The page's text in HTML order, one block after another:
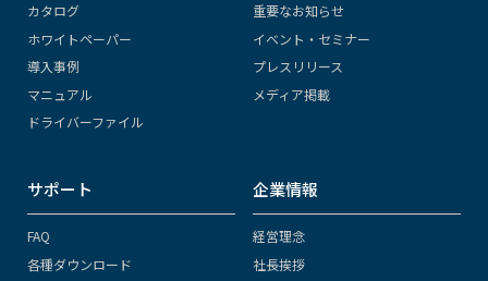
カタログ
ホワイトペーパー
導入事例
マニュアル
ドライバーファイル
重要なお知らせ
イベント・セミナー
プレスリリース
メディア掲載
サポート
FAQ
各種ダウンロード
企業情報
経営理念
社長挨拶